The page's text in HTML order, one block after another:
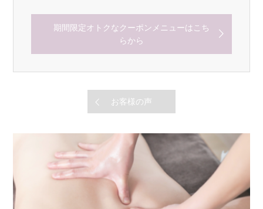
期間限定オトクなクーポンメニューはこち
らから
お客様の声